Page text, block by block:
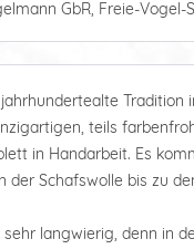
GbR, Freie-Vogel-
Tradition
teils
in Handarbeit. Es
der Schafswolle bis zu
langwierig, denn in